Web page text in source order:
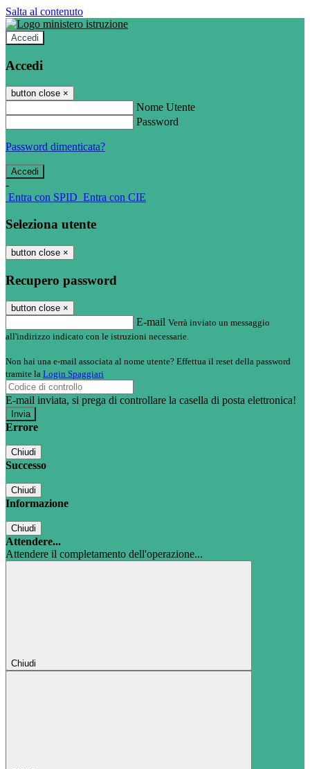
Salta al contenuto
Accedi
Accedi
button close ×
Nome Utente
Password
Password dimenticata?
-
Entra con SPID Entra con CIE
Seleziona utente
button close ×
Recupero password
button close ×
E-mail Verrà inviato un messaggio
all'indirizzo indicato con le istruzioni necessarie.
Non hai una e-mail associata al nome utente? Effettua il reset della password
tramite la Login Spaggiari
E-mail inviata, si prega di controllare la casella di posta elettronica!
Errore
Chiudi
Successo
Chiudi
Informazione
Chiudi
Attendere...
Attendere il completamento dell'operazione...
Chiudi